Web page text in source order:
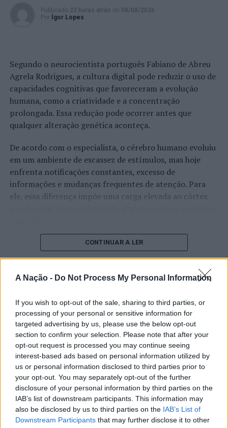
A Nação - Do Not Process My Personal Information
If you wish to opt-out of the sale, sharing to third parties, or
processing of your personal or sensitive information for
targeted advertising by us, please use the below opt-out
section to confirm your selection. Please note that after your
opt-out request is processed you may continue seeing
interest-based ads based on personal information utilized by
us or personal information disclosed to third parties prior to
your opt-out. You may separately opt-out of the further
disclosure of your personal information by third parties on the
IAB’s list of downstream participants. This information may
also be disclosed by us to third parties on the IAB’s List of
Downstream Participants that may further disclose it to other
Publicado 23 horas atrás on 08/08/2026
Por
Ígor Lopes
Segundo o neurocientista português Fabiano de Abreu
Agrela Rodrigues, a cultura digital pode reduzir o uso de
capacidades cognitivas que favoreceram a evolução
humana, como a criatividade e a concentração
prolongada. Essa redução pode ocorrer antes que
qualquer alteração genética aconteça.
De acordo com o especialista, o cérebro humano evoluiu
em um ambiente de escassez de estímulos, mas hoje
enfrenta notificações constantes, excesso de
informações e mudanças frequentes de atenção. Para
ele, essa diferença impõe uma carga elevada ao córtex
O pesquisador afirma que plataformas digitais também
estimulam continuamente o sistema de recompensa do
cérebro, favorecendo a fadiga mental, a dificuldade de
manter a atenção e a procrastinação. Na sua visão,
aumentam a sensação de sobrecarga, enquanto o stress
prolongado pode elevar os níveis de cortisol e
prejudicar o desempenho cognitivo.
Fabiano de Abreu Agrela Rodrigues ressalta que não há
evidências de que o ambiente digital provoque mudanças
genéticas na espécie humana. A adaptação observada,
afirma, ocorre por meio da neuroplasticidade, processo
pelo qual os circuitos neurais se reorganizam em
resposta às experiências.
CONTINUAR A LER
“Millennium Estoril Open 2026”
regressou ao circuito ATP com
vitória do francês Luca Van Assche
Publicado 2 dias atrás on 07/08/2026
Por Ígor Lopes
O “Millennium Estoril Open 2026” decorreu entre os
dias 18 e 26 de julho, no Clube de Ténis do Estoril, em